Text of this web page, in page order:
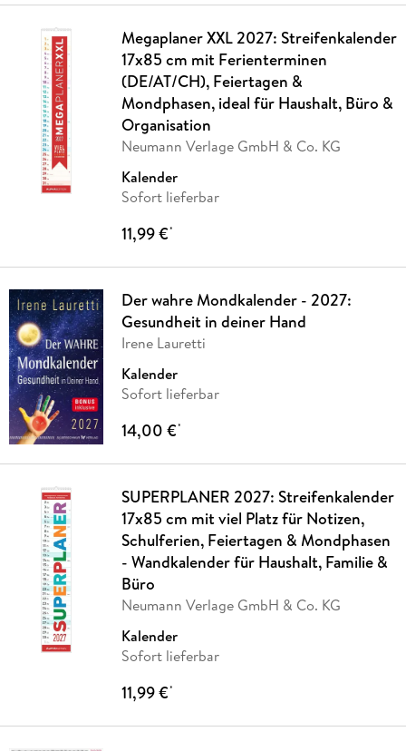
Megaplaner XXL 2027: Streifenkalender
17x85 cm mit Ferienterminen
(DE/AT/CH), Feiertagen &
Mondphasen, ideal für Haushalt, Büro &
Organisation
Neumann Verlage GmbH & Co. KG
Kalender
Sofort lieferbar
11,99 €*
Der wahre Mondkalender - 2027:
Gesundheit in deiner Hand
Irene Lauretti
Kalender
Sofort lieferbar
14,00 €*
SUPERPLANER 2027: Streifenkalender
17x85 cm mit viel Platz für Notizen,
Schulferien, Feiertagen & Mondphasen
- Wandkalender für Haushalt, Familie &
Büro
Neumann Verlage GmbH & Co. KG
Kalender
Sofort lieferbar
11,99 €*